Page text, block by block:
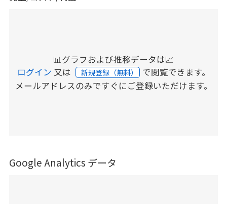
📊グラフおよび推移データは📈
ログイン 又は 新規登録（無料） で閲覧できます。
メールアドレスのみですぐにご登録いただけます。
Google Analytics データ